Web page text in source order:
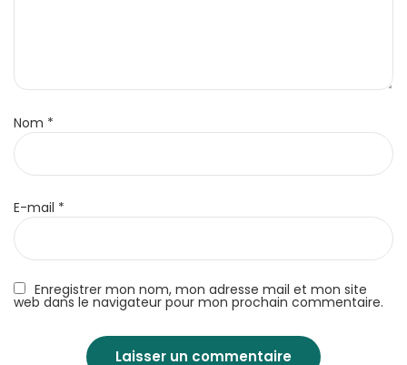
Enregistrer mon nom, mon adresse mail et mon site
web dans le navigateur pour mon prochain commentaire.
Nom *
E-mail *